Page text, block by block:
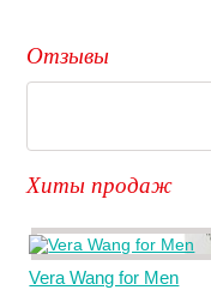
Отзывы
Хиты продаж
Vera Wang for Men